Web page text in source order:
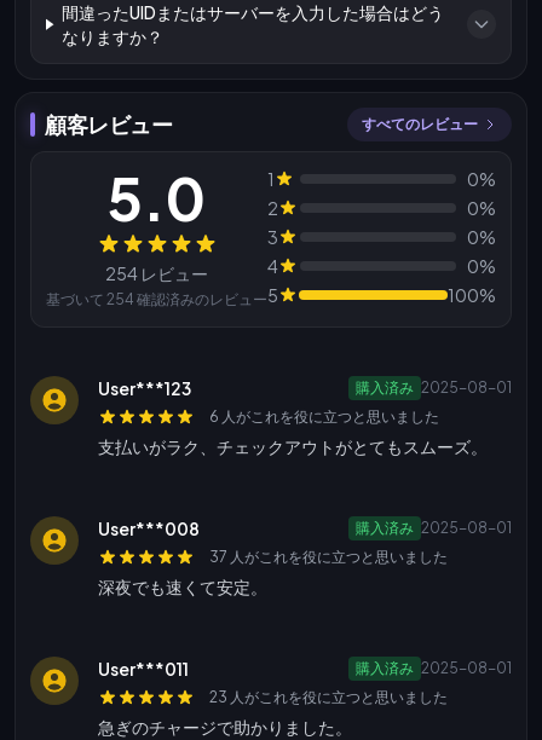
間違ったUIDまたはサーバーを入力した場合はどう
なりますか？
顧客レビュー すべてのレビュー
レビュー
5.0
254 レビュー
基づいて 254 確認済みのレビュー
1
0%
2
0%
3
0%
4
0%
5
100%
User***123 購入済み 2025-08-01
6 人がこれを役に立つと思いました
支払いがラク、チェックアウトがとてもスムーズ。
User***008 購入済み 2025-08-01
37 人がこれを役に立つと思いました
深夜でも速くて安定。
User***011 購入済み 2025-08-01
23 人がこれを役に立つと思いました
急ぎのチャージで助かりました。